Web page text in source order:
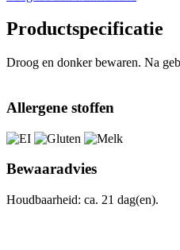
Productspecificatie
Droog en donker bewaren. Na
Allergene stoffen
Bewaaradvies
Houdbaarheid: ca. 21 dag(en).